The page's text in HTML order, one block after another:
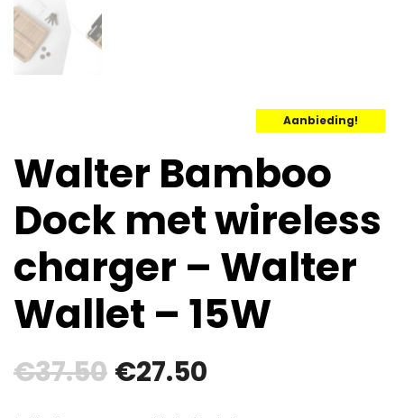
Aanbieding!
Walter Bamboo
Dock met wireless
charger – Walter
Wallet – 15W
€37.50 Oorspronkelijke
€27.50